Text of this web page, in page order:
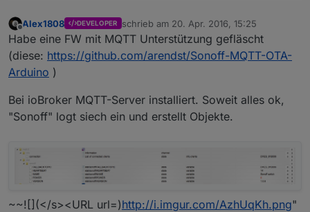
Offline
Alex1808 DEVELOPER schrieb am 20. Apr. 2016, 15:25
zuletzt editiert von
Habe eine FW mit MQTT Unterstützung gefläscht
(diese: https://github.com/arendst/Sonoff-MQTT-OTA-
Arduino )
Bei ioBroker MQTT-Server installiert. Soweit alles ok,
"Sonoff" logt siech ein und erstellt Objekte.
~~![](</s><URL url=)http://i.imgur.com/AzhUqKh.png"